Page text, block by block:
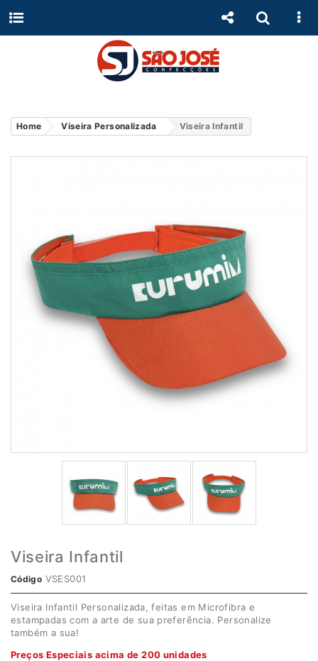
Home Viseira Personalizada Viseira Infantil
Viseira Infantil
Código VSES001
Viseira Infantil Personalizada, feitas em Microfibra e
estampadas com a arte de sua preferência. Personalize
também a sua!
Preços Especiais acima de 200 unidades